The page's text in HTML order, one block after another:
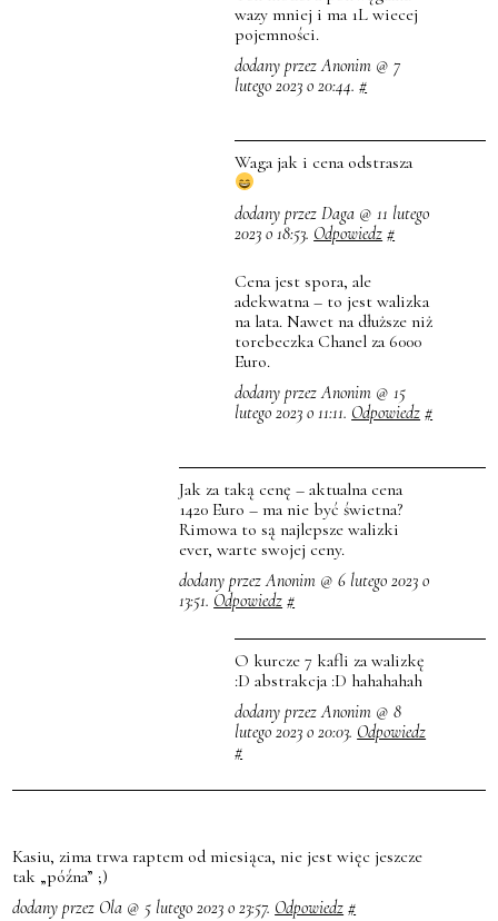
wazy mniej i ma 1L wiecej
pojemności.
dodany przez Anonim @ 7
lutego 2023 o 20:44.#
Waga jak i cena odstrasza
dodany przez Daga @ 11 lutego
2023 o 18:53. Odpowiedz #
Cena jest spora, ale
adekwatna – to jest walizka
na lata. Nawet na dłuższe niż
torebeczka Chanel za 6000
Euro.
dodany przez Anonim @ 15
lutego 2023 o 11:11. Odpowiedz #
Jak za taką cenę – aktualna cena
1420 Euro – ma nie być świetna?
Rimowa to są najlepsze walizki
ever, warte swojej ceny.
dodany przez Anonim @ 6 lutego 2023 o
13:51. Odpowiedz #
O kurcze 7 kafli za walizkę
:D abstrakcja :D hahahahah
dodany przez Anonim @ 8
lutego 2023 o 20:03. Odpowiedz
#
Kasiu, zima trwa raptem od miesiąca, nie jest więc jeszcze
tak „późna” ;)
dodany przez Ola @ 5 lutego 2023 o 23:57. Odpowiedz #